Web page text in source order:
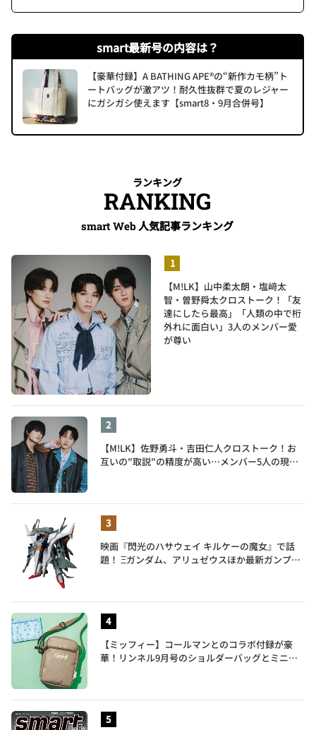
smart最新号の内容は？
【豪華付録】A BATHING APE®の“新作カモ柄”ト
ートバッグが激アツ！耐久性抜群で夏のレジャー
にガシガシ使えます【smart8・9月合併号】
ランキング
RANKING
smart Web 人気記事ランキング
【M!LK】山中柔太朗・塩﨑太
智・曽野舜太クロストーク！「友
達にしたら最高」「人類の中で桁
外れに面白い」3人のメンバー愛
が尊い
【M!LK】佐野勇斗・吉田仁人クロストーク！お
互いの"取説"の精度が高い…メンバー5人の現在
映画『閃光のハサウェイ キルケーの魔女』で話
題！ Ξガンダム、アリュゼウスほか最新ガンプラ
【ミッフィー】コールマンとのコラボ付録が豪
華！リンネル9月号のショルダーバッグとミニリ